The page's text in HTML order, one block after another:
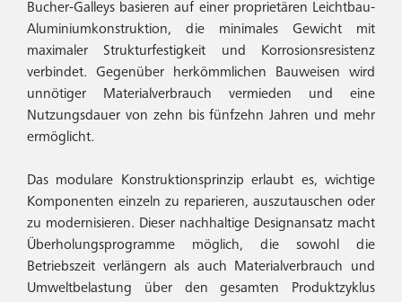
Bucher-Galleys basieren auf einer proprietären Leichtbau-
Aluminiumkonstruktion, die minimales Gewicht mit
maximaler Strukturfestigkeit und Korrosionsresistenz
verbindet. Gegenüber herkömmlichen Bauweisen wird
unnötiger Materialverbrauch vermieden und eine
Nutzungsdauer von zehn bis fünfzehn Jahren und mehr
ermöglicht.
Das modulare Konstruktionsprinzip erlaubt es, wichtige
Komponenten einzeln zu reparieren, auszutauschen oder
zu modernisieren. Dieser nachhaltige Designansatz macht
Überholungsprogramme möglich, die sowohl die
Betriebszeit verlängern als auch Materialverbrauch und
Umweltbelastung über den gesamten Produktzyklus